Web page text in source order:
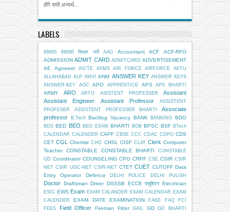
होंगे सभी अभ्यर्थ...
LABELS
69000 69000 शिक्षक भर्ती AAO Accountant ACF
ACF-RFO
ADMISSION ADMIT CARD ADMITCARD ADVERTISEMENT
AE
Agniveer AICTE AIIMS AIR FORCE AIRFORCE
AKTU
ALLAHABAD ALP AMVI ANM ANSWER KEY ANSWER KEYS
ANSWER-KEY
AOC APO APPRENTICE APS APS BHARTI
ARMY ARO ARTO ASISTENT PROFESSER
Assistant
Assistant Engineer
Assistant Professor
ASSISTENT
PROFESER
ASSISTENT PROFESSER BHARTI
Associate
professor
B.Tech Backlog Vacancy BANK BANKING BDO
BDS BED BEO BEO EXAM BHARTI BOB BPSC BSF BTech
CALENDAR CALENDER CAPF CBSE CCC CDAC CDPO CDS
CET CGL Chemist CHO CHSL CISF CLAT Clerk Computer
Teacher
CONSTABLE CONSTABLE BHARTI
CONSTABLE
GD Coordinator COUNSELING CPO CRPF CSE CSIR CSIR
NET CSIR UGC-NET CSIR-NET CTET CUET CUTOFF Data
Entry Operator
Defence DELHI POLICE DELHI PULISH
Doctor Draftsman Driver DSSSB ECCE एजुकेटर Electrician
ESIC EWS Exam EXAM CALANDER EXAM CALENDAR EXAM
CALENDER
EXAM DATE EXAMINATION FAKE FAQ
FCI
FEES
Field Officer Fireman Fitter GAIL GD GD BHARTI